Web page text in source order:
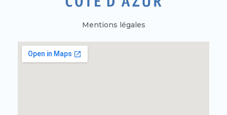
Mentions légales